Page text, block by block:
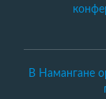
В Намангане